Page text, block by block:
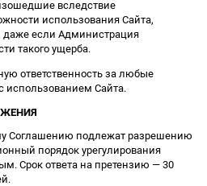
вследствие
использования Сайта,
если Администрация
такого ущерба.
ответственность за любые
использованием Сайта.
Соглашению подлежат разрешению
порядок урегулирования
Срок ответа на претензию — 30